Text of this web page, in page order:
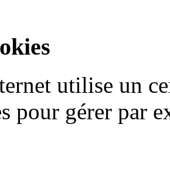
utilise un
pour gérer par